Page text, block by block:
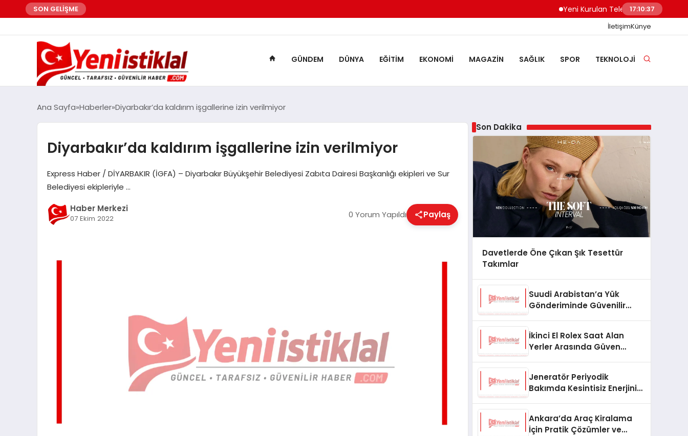
SON GELİŞME Yeni Kurulan Telegram Grupları Nasıl
17:10:38
İletişimKünye
GÜNDEM DÜNYA EĞITIM EKONOMI MAGAZIN SAĞLIK SPOR TEKNOLOJI
Ana Sayfa Haberler Diyarbakır’da kaldırım işgallerine izin verilmiyor
Diyarbakır’da kaldırım işgallerine izin verilmiyor
Express Haber / DİYARBAKIR (İGFA) – Diyarbakır Büyükşehir Belediyesi Zabıta Dairesi Başkanlığı ekipleri ve Sur
Belediyesi ekipleriyle …
Haber Merkezi
07 Ekim 2022 0 Yorum Yapıldı Paylaş
Son Dakika
Davetlerde Öne Çıkan Şık Tesettür
Takımlar
Suudi Arabistan’a Yük
Gönderiminde Güvenilir
İkinci El Rolex Saat Alan
Yerler Arasında Güven
Jeneratör Periyodik
Bakımda Kesintisiz Enerjinin
Ankara’da Araç Kiralama
İçin Pratik Çözümler ve